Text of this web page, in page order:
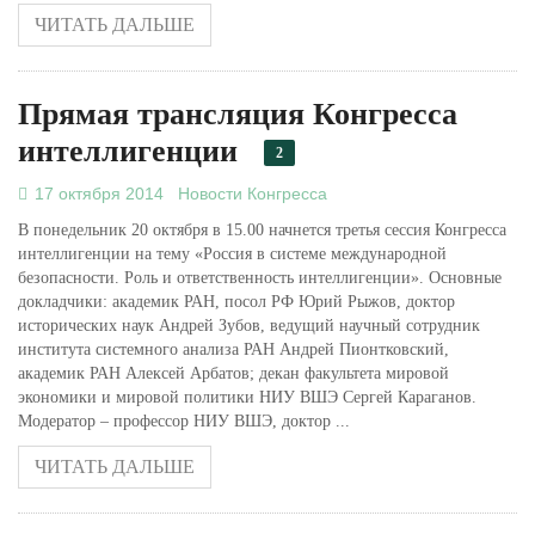
ЧИТАТЬ ДАЛЬШЕ
Прямая трансляция Конгресса
интеллигенции
2
17 октября 2014 Новости Конгресса
В понедельник 20 октября в 15.00 начнется третья сессия Конгресса
интеллигенции на тему «Россия в системе международной
безопасности. Роль и ответственность интеллигенции». Основные
докладчики: академик РАН, посол РФ Юрий Рыжов, доктор
исторических наук Андрей Зубов, ведущий научный сотрудник
института системного анализа РАН Андрей Пионтковский,
академик РАН Алексей Арбатов; декан факультета мировой
экономики и мировой политики НИУ ВШЭ Сергей Караганов.
Модератор – профессор НИУ ВШЭ, доктор ...
ЧИТАТЬ ДАЛЬШЕ